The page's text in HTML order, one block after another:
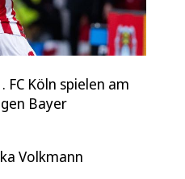
FC Köln spielen am
Bayer
Volkmann